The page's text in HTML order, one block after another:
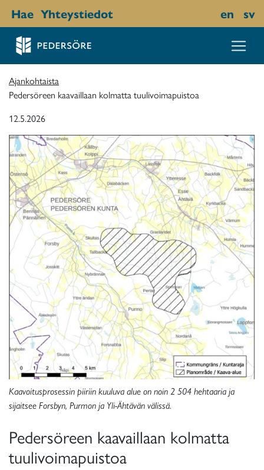
Hae Yhteystiedot en sv
Ajankohtaista
Pedersöreen kaavaillaan kolmatta tuulivoimapuistoa
12.5.2026
Kaavoitusprosessin piiriin kuuluva alue on noin 2 504 hehtaaria ja
sijaitsee Forsbyn, Purmon ja Yli-Ähtävän välissä.
Pedersöreen kaavaillaan kolmatta
tuulivoimapuistoa